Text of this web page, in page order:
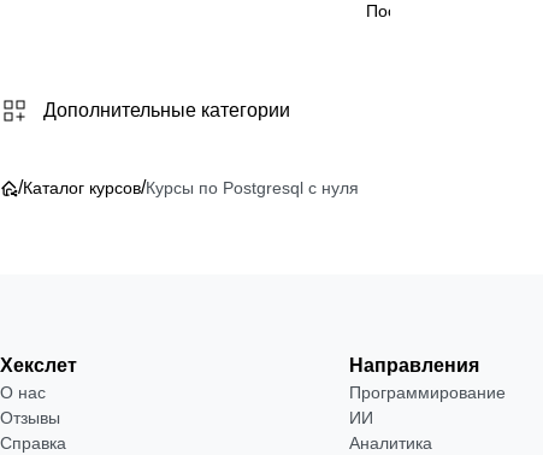
Посмотреть →
Дополнительные категории
/Каталог курсов/Курсы по Postgresql с нуля
Хекслет
О нас
Отзывы
Справка
Направления
Программирование
ИИ
Аналитика